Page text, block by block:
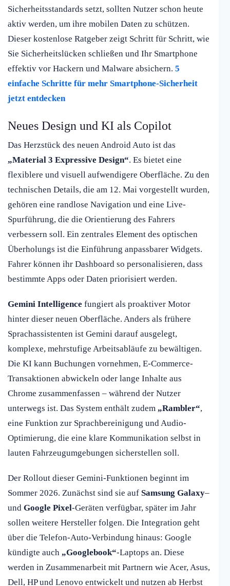
Sicherheitsstandards setzt, sollten Nutzer schon heute
aktiv werden, um ihre mobilen Daten zu schützen.
Dieser kostenlose Ratgeber zeigt Schritt für Schritt, wie
Sie Sicherheitslücken schließen und Ihr Smartphone
effektiv vor Hackern und Malware absichern. 5
einfache Schritte für mehr Smartphone-Sicherheit
jetzt entdecken
Neues Design und KI als Copilot
Das Herzstück des neuen Android Auto ist das
„Material 3 Expressive Design“. Es bietet eine
flexiblere und visuell aufwendigere Oberfläche. Zu den
technischen Details, die am 12. Mai vorgestellt wurden,
gehören eine randlose Navigation und eine Live-
Spurführung, die die Orientierung des Fahrers
verbessern soll. Ein zentrales Element des optischen
Überholungs ist die Einführung anpassbarer Widgets.
Fahrer können ihr Dashboard so personalisieren, dass
bestimmte Apps oder Daten priorisiert werden.
Gemini Intelligence fungiert als proaktiver Motor
hinter dieser neuen Oberfläche. Anders als frühere
Sprachassistenten ist Gemini darauf ausgelegt,
komplexe, mehrstufige Arbeitsabläufe zu bewältigen.
Die KI kann Buchungen vornehmen, E-Commerce-
Transaktionen abwickeln oder lange Inhalte aus
Chrome zusammenfassen – während der Nutzer
unterwegs ist. Das System enthält zudem „Rambler“,
eine Funktion zur Sprachbereinigung und Audio-
Optimierung, die eine klare Kommunikation selbst in
lauten Fahrzeugumgebungen sicherstellen soll.
Der Rollout dieser Gemini-Funktionen beginnt im
Sommer 2026. Zunächst sind sie auf Samsung Galaxy–
und Google Pixel-Geräten verfügbar, später im Jahr
sollen weitere Hersteller folgen. Die Integration geht
über die Telefon-Auto-Verbindung hinaus: Google
kündigte auch „Googlebook“-Laptops an. Diese
werden in Zusammenarbeit mit Partnern wie Acer, Asus,
Dell, HP und Lenovo entwickelt und nutzen ab Herbst